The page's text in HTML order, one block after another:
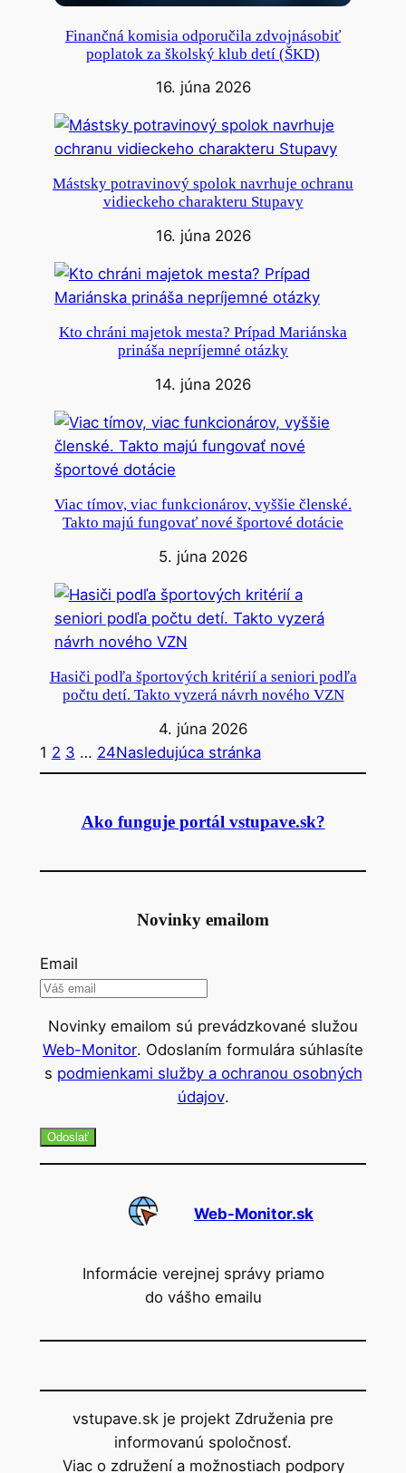
Finančná komisia odporučila zdvojnásobiť
poplatok za školský klub detí (ŠKD)
16. júna 2026
Mástsky potravinový spolok navrhuje ochranu
vidieckeho charakteru Stupavy
16. júna 2026
Kto chráni majetok mesta? Prípad Mariánska
prináša nepríjemné otázky
14. júna 2026
Viac tímov, viac funkcionárov, vyššie členské.
Takto majú fungovať nové športové dotácie
5. júna 2026
Hasiči podľa športových kritérií a seniori podľa
počtu detí. Takto vyzerá návrh nového VZN
4. júna 2026
1 2 3 … 24Nasledujúca stránka
Ako funguje portál vstupave.sk?
Novinky emailom
Email
Novinky emailom sú prevádzkované služou
Web-Monitor. Odoslaním formulára súhlasíte
s podmienkami služby a ochranou osobných
údajov.
Odoslať
Web-Monitor.sk
Informácie verejnej správy priamo
do vášho emailu
vstupave.sk je projekt Združenia pre
informovanú spoločnosť.
Viac o združení a možnostiach podpory